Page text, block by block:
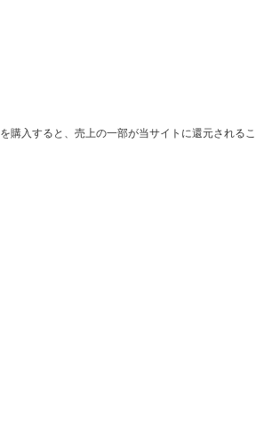
購入すると、売上の一部が当サイトに還元されるこ